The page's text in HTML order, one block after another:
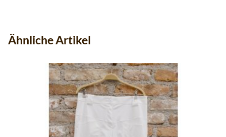
Ähnliche Artikel